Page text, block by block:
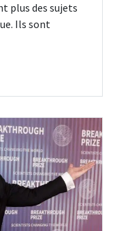
plus des sujets
Ils sont